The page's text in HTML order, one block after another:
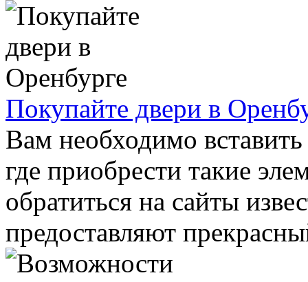
Покупайте двери в
Вам необходимо
где приобрести такие
обратиться на сайты
предоставляют